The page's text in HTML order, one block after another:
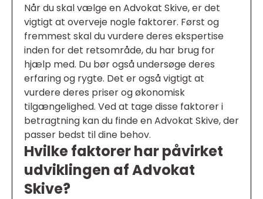
Når du skal vælge en Advokat Skive, er det
vigtigt at overveje nogle faktorer. Først og
fremmest skal du vurdere deres ekspertise
inden for det retsområde, du har brug for
hjælp med. Du bør også undersøge deres
erfaring og rygte. Det er også vigtigt at
vurdere deres priser og økonomisk
tilgængelighed. Ved at tage disse faktorer i
betragtning kan du finde en Advokat Skive, der
passer bedst til dine behov.
Hvilke faktorer har påvirket
udviklingen af Advokat
Skive?